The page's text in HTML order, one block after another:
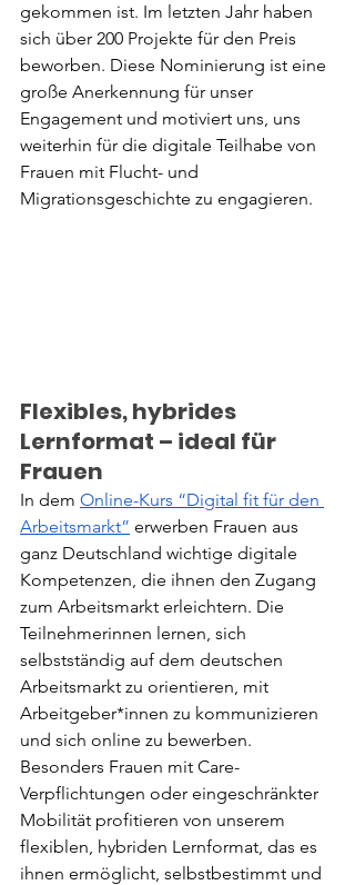
gekommen ist. Im letzten Jahr haben
sich über 200 Projekte für den Preis
beworben. Diese Nominierung ist eine
große Anerkennung für unser
Engagement und motiviert uns, uns
weiterhin für die digitale Teilhabe von
Frauen mit Flucht- und
Migrationsgeschichte zu engagieren.
Flexibles, hybrides
Lernformat – ideal für
Frauen
In dem Online-Kurs “Digital fit für den
Arbeitsmarkt” erwerben Frauen aus
ganz Deutschland wichtige digitale
Kompetenzen, die ihnen den Zugang
zum Arbeitsmarkt erleichtern. Die
Teilnehmerinnen lernen, sich
selbstständig auf dem deutschen
Arbeitsmarkt zu orientieren, mit
Arbeitgeber*innen zu kommunizieren
und sich online zu bewerben.
Besonders Frauen mit Care-
Verpflichtungen oder eingeschränkter
Mobilität profitieren von unserem
flexiblen, hybriden Lernformat, das es
ihnen ermöglicht, selbstbestimmt und